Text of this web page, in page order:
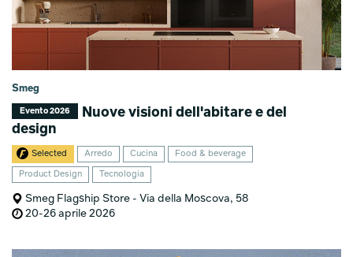
Smeg
Evento 2026
Nuove visioni dell'abitare e del
design
Selected Arredo Cucina Food & beverage
Product Design Tecnologia
Smeg Flagship Store - Via della Moscova, 58
20-26 aprile 2026